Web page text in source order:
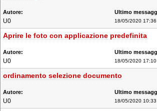
U0 18/05/2020 17:36
Aprire le foto con applicazione predefinita
U0 18/05/2020 17:10
ordinamento selezione documento
U0 18/05/2020 10:33